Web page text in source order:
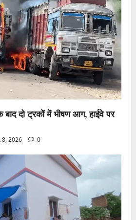
दो ट्रकों में भीषण आग, हाईवे पर
8, 2026 0